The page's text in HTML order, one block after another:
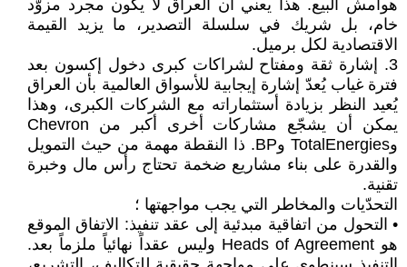
هوامش البيع. هذا يعني أن العراق لا يكون مجرد مزوّد
خام، بل شريك في سلسلة التصدير، ما يزيد القيمة
الاقتصادية لكل برميل.
3. إشارة ثقة ومفتاح لشراكات كبرى دخول إكسون بعد
فترة غياب يُعدّ إشارة إيجابية للأسواق العالمية بأن العراق
يُعيد النظر بزيادة أستثماراته مع الشركات الكبرى، وهذا
يمكن أن يشجّع مشاركات أخرى أكبر من Chevron
وTotalEnergies وBP. ذا النقطة مهمة من حيث التمويل
والقدرة على بناء مشاريع ضخمة تحتاج رأس مال وخبرة
تقنية.
التحدّيات والمخاطر التي يجب مواجهتها ؛
• التحول من اتفاقية مبدئية إلى عقد تنفيذ: الاتفاق الموقع
هو Heads of Agreement وليس عقداً نهائياً ملزماً بعد.